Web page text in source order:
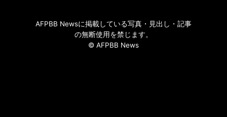
AFPBB Newsに掲載している写真・見出し・記事
の無断使用を禁じます。
© AFPBB News